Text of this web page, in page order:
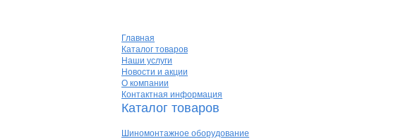
Главная
Каталог товаров
Наши услуги
Новости и акции
О компании
Контактная информация
Каталог товаров
Шиномонтажное оборудование